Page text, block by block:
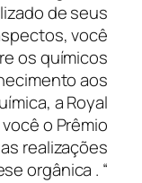
de seus
você
os químicos
aos
a Royal
o Prêmio
realizações
orgânica . “